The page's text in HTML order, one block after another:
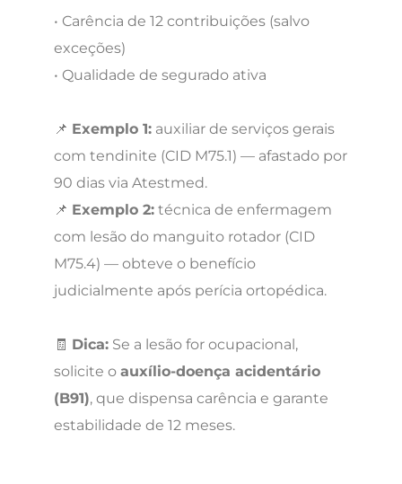
• Carência de 12 contribuições (salvo
exceções)
• Qualidade de segurado ativa
📌 Exemplo 1: auxiliar de serviços gerais
com tendinite (CID M75.1) — afastado por
90 dias via Atestmed.
📌 Exemplo 2: técnica de enfermagem
com lesão do manguito rotador (CID
M75.4) — obteve o benefício
judicialmente após perícia ortopédica.
🧾 Dica: Se a lesão for ocupacional,
solicite o auxílio-doença acidentário
(B91), que dispensa carência e garante
estabilidade de 12 meses.